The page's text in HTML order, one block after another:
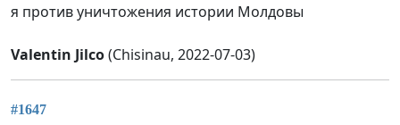
я против уничтожения истории Молдовы
Valentin Jilco(Chisinau, 2022-07-03)
#1647